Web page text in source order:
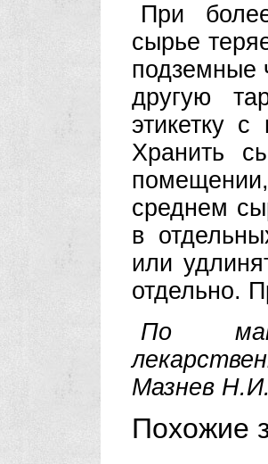
При
сырье
подземные
другую
этикетку
Хранить
среднем
в
или
отдельно.
По
Мазнев
Похожие